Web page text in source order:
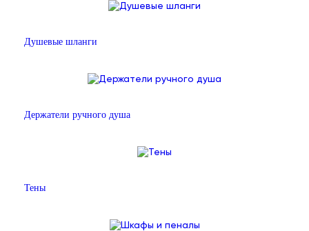
Душевые шланги
Держатели ручного душа
Тены